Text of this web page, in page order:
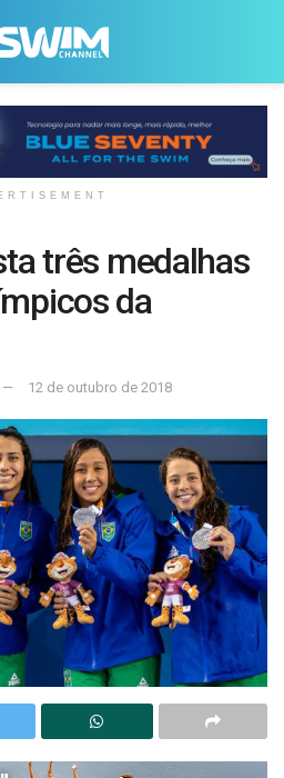
três medalhas
da
12 de outubro de 2018